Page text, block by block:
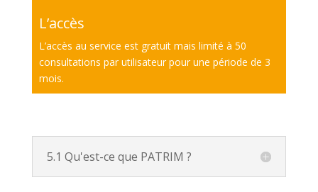
L’accès
L’accès au service est gratuit mais limité à 50
consultations par utilisateur pour une période de 3
mois.
5.1 Qu'est-ce que PATRIM ?